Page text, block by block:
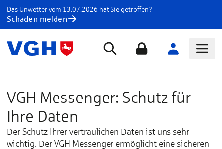
Das Unwetter vom 13.07.2026 hat Sie getroffen?
Schaden melden
VGH Messenger: Schutz für
Ihre Daten
Der Schutz Ihrer vertraulichen Daten ist uns sehr
wichtig. Der VGH Messenger ermöglicht eine sicheren